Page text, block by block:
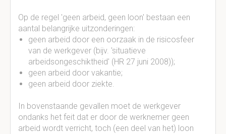
Op de regel 'geen arbeid, geen loon' bestaan een
aantal belangrijke uitzonderingen:
geen arbeid door een oorzaak in de risicosfeer
van de werkgever (bijv. 'situatieve
arbeidsongeschiktheid' (HR 27 juni 2008));
geen arbeid door vakantie;
geen arbeid door ziekte.
In bovenstaande gevallen moet de werkgever
ondanks het feit dat er door de werknemer geen
arbeid wordt verricht, toch (een deel van het) loon